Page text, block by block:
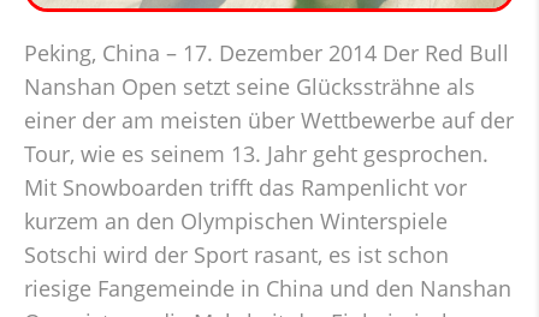
Peking, China – 17. Dezember 2014 Der Red Bull
Nanshan Open setzt seine Glückssträhne als
einer der am meisten über Wettbewerbe auf der
Tour, wie es seinem 13. Jahr geht gesprochen.
Mit Snowboarden trifft das Rampenlicht vor
kurzem an den Olympischen Winterspiele
Sotschi wird der Sport rasant, es ist schon
riesige Fangemeinde in China und den Nanshan